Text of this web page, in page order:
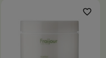
favorite_border